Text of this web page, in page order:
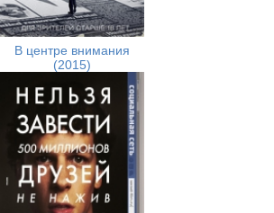
В центре внимания
(2015)